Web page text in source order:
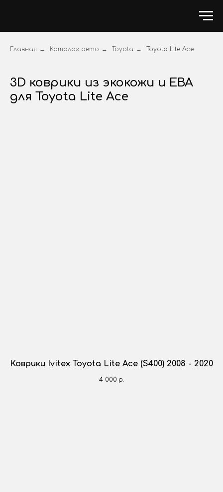
Главная → Каталог авто → Toyota → Toyota Lite Ace
3D коврики из экокожи и ЕВА
для Toyota Lite Ace
Коврики Ivitex Toyota Lite Ace (S400) 2008 - 2020
4 000 р.